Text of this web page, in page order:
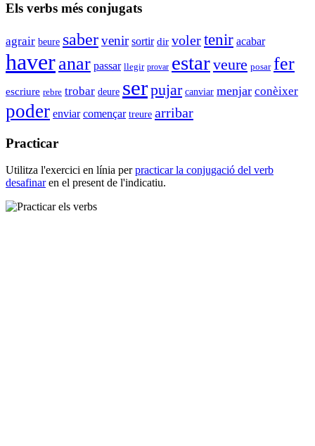
Els verbs més conjugats
agrair beure sabervenir sortir dir volertenir acabar
haveranar passar llegir provar estarveure posar fer
escriure rebre trobar deure serpujar canviar menjar conèixer
poder enviar començar treure arribar
Practicar
Utilitza l'exercici en línia perpracticar la conjugació del verb
desafinaren el present de l'indicatiu.